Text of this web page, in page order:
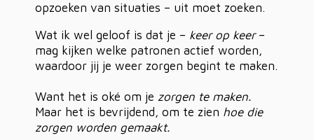
opzoeken van situaties – uit moet zoeken.
Wat ik wel geloof is dat je – keer op keer–
mag kijken welke patronen actief worden,
waardoor jij je weer zorgen begint te maken.
Want het is oké om je zorgen te maken.
Maar het is bevrijdend, om te zien hoe die
zorgen worden gemaakt.